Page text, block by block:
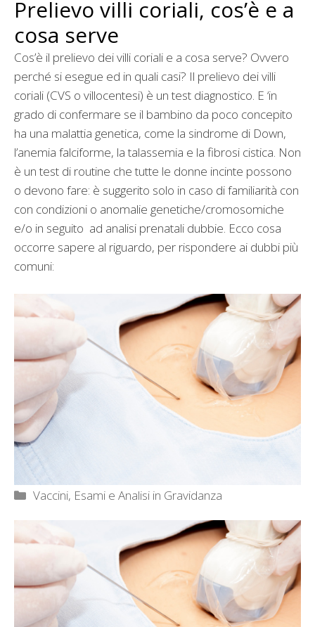
Prelievo villi coriali, cos’è e a
cosa serve
Cos’è il prelievo dei villi coriali e a cosa serve? Ovvero
perché si esegue ed in quali casi? Il prelievo dei villi
coriali (CVS o villocentesi) è un test diagnostico. E ‘in
grado di confermare se il bambino da poco concepito
ha una malattia genetica, come la sindrome di Down,
l’anemia falciforme, la talassemia e la fibrosi cistica. Non
è un test di routine che tutte le donne incinte possono
o devono fare: è suggerito solo in caso di familiarità con
con condizioni o anomalie genetiche/cromosomiche
e/o in seguito ad analisi prenatali dubbie. Ecco cosa
occorre sapere al riguardo, per rispondere ai dubbi più
comuni:
Categorie
Vaccini, Esami e Analisi in Gravidanza